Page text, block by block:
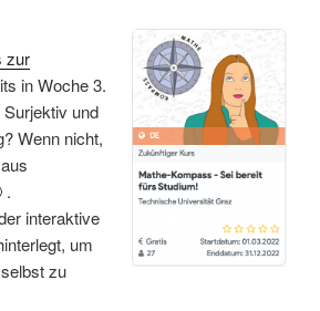
zur
in Woche 3.
und
Wenn nicht,
.
interaktive
um
zu